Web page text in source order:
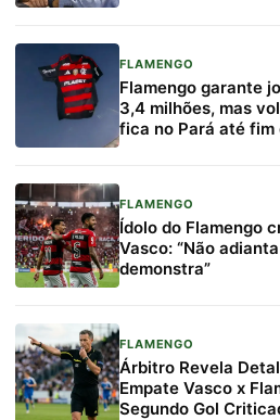
FLAMENGO
Flamengo garante
3,4 milhões, mas
fica no Pará até fim
FLAMENGO
Ídolo do Flamengo
Vasco: “Não
demonstra”
FLAMENGO
Árbitro Revela
Empate Vasco x
Segundo Gol